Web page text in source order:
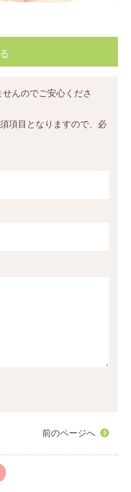
んのでご安心くださ
項目となりますので、必
前のページへ